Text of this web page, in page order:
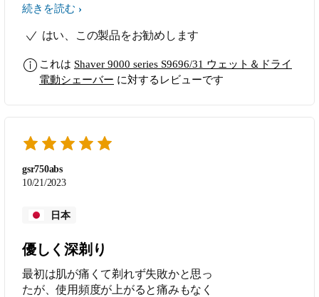
すね
続きを読む
はい、この製品をお勧めします
これは Shaver 9000 series S9696/31 ウェット＆ドライ
電動シェーバー に対するレビューです
gsr750abs
10/21/2023
日本
優しく深剃り
最初は肌が痛くて剃れず失敗かと思っ
たが、使用頻度が上がると痛みもなく